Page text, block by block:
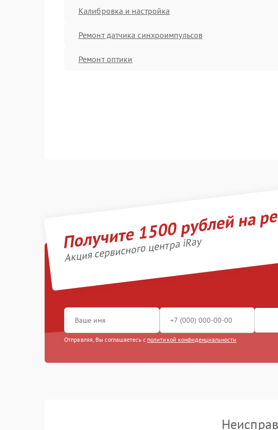
Калибровка и настройка
Ремонт датчика синхроимпульсов
Ремонт оптики
Получите 1500 рублей на
Акция сервисного центра iRay
Отправляя, Вы соглашаетесь с политикой конфиденциальности